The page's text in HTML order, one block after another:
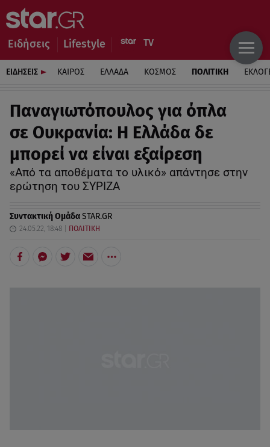
Ειδήσεις Lifestyle
ΕΙΔΗΣΕΙΣ ΚΑΙΡΟΣ ΕΛΛΑΔΑ ΚΟΣΜΟΣ ΠΟΛΙΤΙΚΗ
Παναγιωτόπουλος για όπλα
σε Ουκρανία: Η Ελλάδα δε
μπορεί να είναι εξαίρεση
«Από τα αποθέματα το υλικό» απάντησε στην
ερώτηση του ΣΥΡΙΖΑ
Συντακτική ΟμάδαSTAR.GR
24.05.22, 18:48 ΠΟΛΙΤΙΚΗ